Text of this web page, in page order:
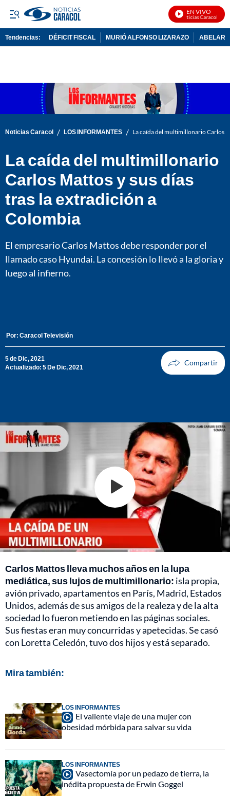
EN VIVO
Noticias Caracol En
Tendencias: DÉFICIT FISCAL MURIÓ ALFONSO LIZARAZO
Noticias Caracol / LOS INFORMANTES / La caída del multimillonario Carlos
La caída del multimillonario
Carlos Mattos y sus días
tras la extradición a
Colombia
El empresario Carlos Mattos debe responder por el
llamado caso Hyundai. La concesión lo llevó a la gloria y
luego al infierno.
Por: Caracol Televisión
5 de Dic, 2021
Actualizado: 5 De Dic, 2021
Carlos Mattos lleva muchos años en la lupa
mediática, sus lujos de multimillonario: isla propia,
avión privado, apartamentos en París, Madrid, Estados
Unidos, además de sus amigos de la realeza y de la alta
sociedad lo fueron metiendo en las páginas sociales.
Sus fiestas eran muy concurridas y apetecidas. Se casó
con Loretta Celedón, tuvo dos hijos y está separado.
Mira también:
LOS INFORMANTES
El valiente viaje de una mujer con
obesidad mórbida para salvar su vida
LOS INFORMANTES
Vasectomía por un pedazo de tierra, la
inédita propuesta de Erwin Goggel